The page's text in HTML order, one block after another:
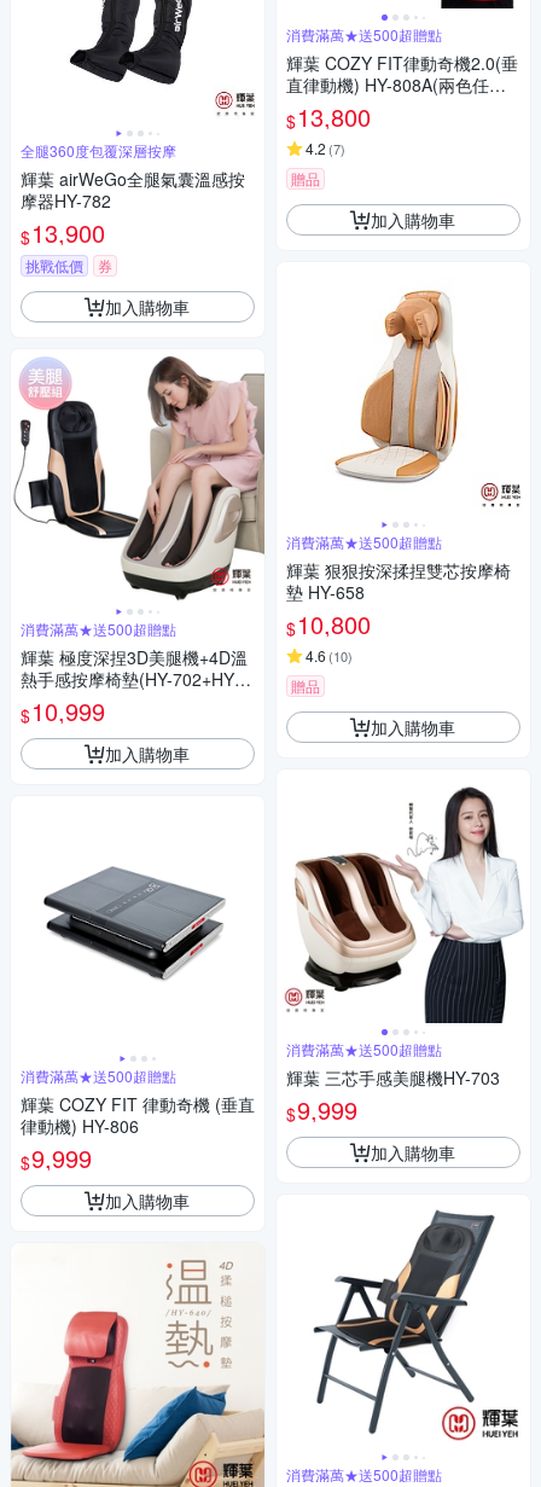
全腿360度包覆深層按摩
輝葉 airWeGo全腿氣囊溫感按
摩器HY-782
$13,900
挑戰低價 券
加入購物車
消費滿萬★送500超贈點
輝葉 極度深捏3D美腿機+4D溫
熱手感按摩椅墊(HY-702+HY-6
33)
$10,999
加入購物車
消費滿萬★送500超贈點
輝葉 COZY FIT 律動奇機 (垂直
律動機) HY-806
$9,999
加入購物車
消費滿萬★送500超贈點
輝葉 COZY FIT律動奇機2.0(垂
直律動機) HY-808A(兩色任選)
重力黑/引力白
$13,800
4.2 (7)
贈品
加入購物車
消費滿萬★送500超贈點
輝葉 狠狠按深揉捏雙芯按摩椅
墊 HY-658
$10,800
4.6 (10)
贈品
加入購物車
消費滿萬★送500超贈點
輝葉 三芯手感美腿機HY-703
$9,999
加入購物車
消費滿萬★送500超贈點